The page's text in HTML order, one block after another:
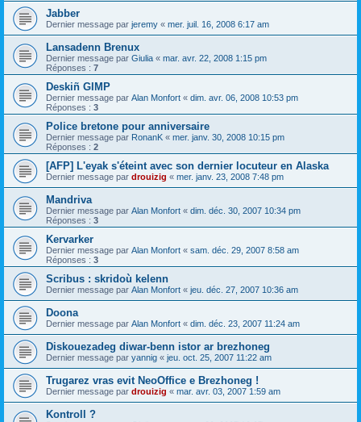
Jabber
Dernier message par jeremy « mer. juil. 16, 2008 6:17 am
Lansadenn Brenux
Dernier message par Giulia « mar. avr. 22, 2008 1:15 pm
Réponses : 7
Deskiñ GIMP
Dernier message par Alan Monfort « dim. avr. 06, 2008 10:53 pm
Réponses : 3
Police bretone pour anniversaire
Dernier message par RonanK « mer. janv. 30, 2008 10:15 pm
Réponses : 2
[AFP] L'eyak s'éteint avec son dernier locuteur en Alaska
Dernier message par drouizig « mer. janv. 23, 2008 7:48 pm
Mandriva
Dernier message par Alan Monfort « dim. déc. 30, 2007 10:34 pm
Réponses : 3
Kervarker
Dernier message par Alan Monfort « sam. déc. 29, 2007 8:58 am
Réponses : 3
Scribus : skridoù kelenn
Dernier message par Alan Monfort « jeu. déc. 27, 2007 10:36 am
Doona
Dernier message par Alan Monfort « dim. déc. 23, 2007 11:24 am
Diskouezadeg diwar-benn istor ar brezhoneg
Dernier message par yannig « jeu. oct. 25, 2007 11:22 am
Trugarez vras evit NeoOffice e Brezhoneg !
Dernier message par drouizig « mar. avr. 03, 2007 1:59 am
Kontroll ?